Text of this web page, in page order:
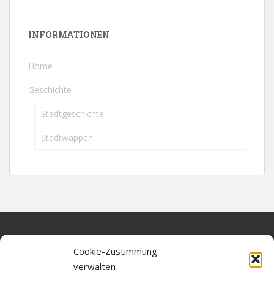
Cookie-Zustimmung
verwalten
INFORMATIONEN
Home
Geschichte
Stadtgeschichte
Stadtwappen